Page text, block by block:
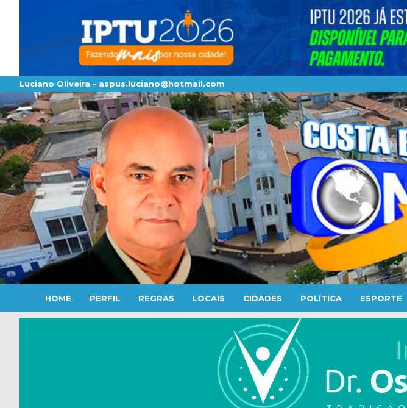
Luciano Oliveira - aspus.luciano@hotmail.com
HOME PERFIL REGRAS LOCAIS CIDADES POLÍTICA ESPORTE